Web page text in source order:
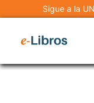
Sigue a la